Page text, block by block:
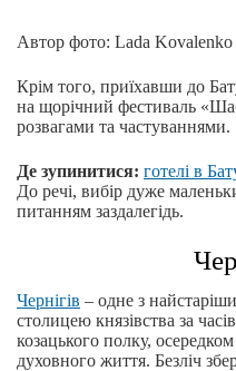
Автор фото: Lada
Крім того, приїхавши до
на щорічний фестиваль
розвагами та частуваннями.
Де зупинитися: готелі в
До речі, вибір дуже
питанням заздалегідь.
Чернігів ‒ одне з
столицею князівства за
козацького полку, осередком
духовного життя. Безліч